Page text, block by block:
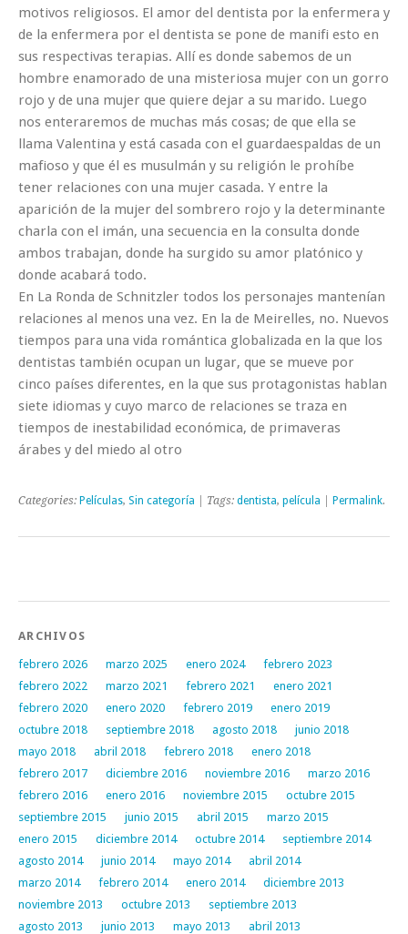
motivos religiosos. El amor del dentista por la enfermera y
de la enfermera por el dentista se pone de manifi esto en
sus respectivas terapias. Allí es donde sabemos de un
hombre enamorado de una misteriosa mujer con un gorro
rojo y de una mujer que quiere dejar a su marido. Luego
nos enteraremos de muchas más cosas; de que ella se
llama Valentina y está casada con el guardaespaldas de un
mafioso y que él es musulmán y su religión le prohíbe
tener relaciones con una mujer casada. Y entre la
aparición de la mujer del sombrero rojo y la determinante
charla con el imán, una secuencia en la consulta donde
ambos trabajan, donde ha surgido su amor platónico y
donde acabará todo.
En La Ronda de Schnitzler todos los personajes mantenían
relaciones al menos una vez. En la de Meirelles, no. Nuevos
tiempos para una vida romántica globalizada en la que los
dentistas también ocupan un lugar, que se mueve por
cinco países diferentes, en la que sus protagonistas hablan
siete idiomas y cuyo marco de relaciones se traza en
tiempos de inestabilidad económica, de primaveras
árabes y del miedo al otro
Categories: Películas, Sin categoría | Tags: dentista, película Permalink.
Post navigation
ARCHIVOS
febrero 2026 marzo 2025 enero 2024
febrero 2023
febrero 2022
marzo 2021 febrero 2021
enero 2021
febrero 2020
enero 2020 febrero 2019
enero 2019
octubre 2018
septiembre 2018 agosto 2018
junio 2018
mayo 2018
abril 2018 febrero 2018
enero 2018
febrero 2017
diciembre 2016 noviembre 2016
marzo 2016
febrero 2016
enero 2016 noviembre 2015
octubre 2015
septiembre 2015
junio 2015 abril 2015
marzo 2015
enero 2015
diciembre 2014 octubre 2014
septiembre 2014
agosto 2014
junio 2014 mayo 2014
abril 2014
marzo 2014
febrero 2014 enero 2014
diciembre 2013
noviembre 2013
octubre 2013
septiembre 2013
agosto 2013
junio 2013 mayo 2013
abril 2013